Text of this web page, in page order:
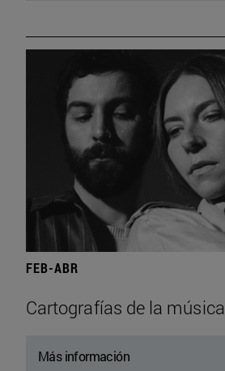
FEB-ABR
Cartografías de la música
Más información